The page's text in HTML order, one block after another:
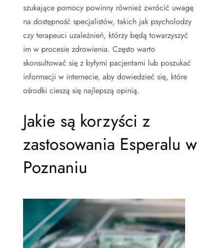
szukające pomocy powinny również zwrócić uwagę
na dostępność specjalistów, takich jak psycholodzy
czy terapeuci uzależnień, którzy będą towarzyszyć
im w procesie zdrowienia. Często warto
skonsultować się z byłymi pacjentami lub poszukać
informacji w internecie, aby dowiedzieć się, które
ośrodki cieszą się najlepszą opinią.
Jakie są korzyści z
zastosowania Esperalu w
Poznaniu